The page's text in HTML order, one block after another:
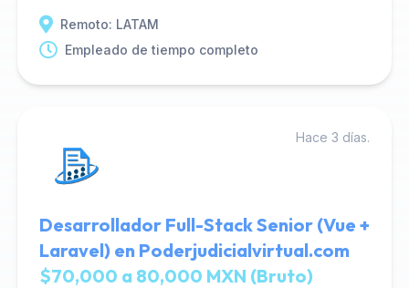
Remoto: LATAM
Empleado de tiempo completo
Hace 3 días.
Desarrollador Full-Stack Senior (Vue +
Laravel) en Poderjudicialvirtual.com
$70,000 a 80,000 MXN (Bruto)